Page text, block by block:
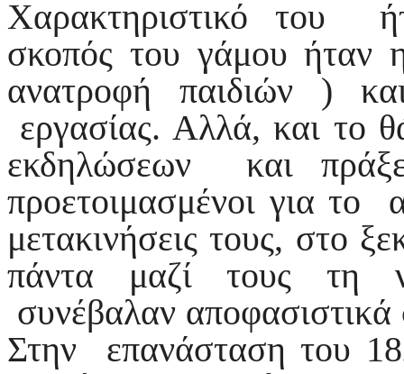
Χαρακτηριστικό του
σκοπός του γάμου
ανατροφή παιδιών )
εργασίας. Αλλά, και το
εκδηλώσεων και
προετοιμασμένοι για το
μετακινήσεις τους, στο
πάντα μαζί τους τη
συνέβαλαν αποφασιστικά
Στην επανάσταση του